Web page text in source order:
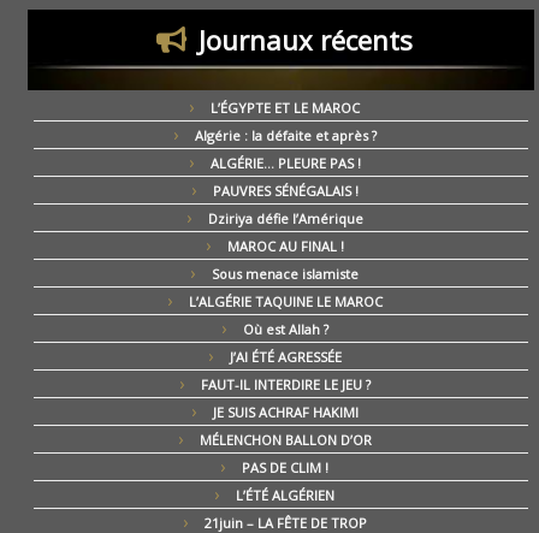
Journaux récents
L’ÉGYPTE ET LE MAROC
Algérie : la défaite et après ?
ALGÉRIE… PLEURE PAS !
PAUVRES SÉNÉGALAIS !
Dziriya défie l’Amérique
MAROC AU FINAL !
Sous menace islamiste
L’ALGÉRIE TAQUINE LE MAROC
Où est Allah ?
J’AI ÉTÉ AGRESSÉE
FAUT-IL INTERDIRE LE JEU ?
JE SUIS ACHRAF HAKIMI
MÉLENCHON BALLON D’OR
PAS DE CLIM !
L’ÉTÉ ALGÉRIEN
21juin – LA FÊTE DE TROP